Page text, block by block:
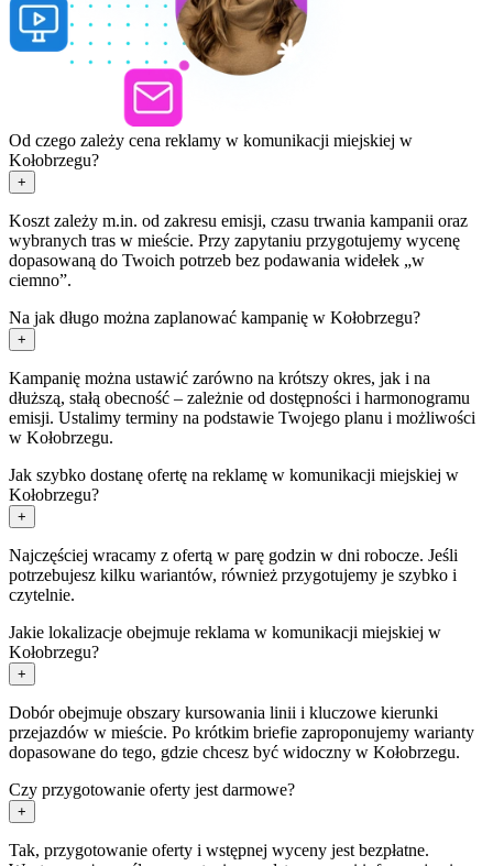
Od czego zależy cena reklamy w komunikacji miejskiej w
Kołobrzegu?
+
Koszt zależy m.in. od zakresu emisji, czasu trwania kampanii oraz
wybranych tras w mieście. Przy zapytaniu przygotujemy wycenę
dopasowaną do Twoich potrzeb bez podawania widełek „w
ciemno”.
Na jak długo można zaplanować kampanię w Kołobrzegu?
+
Kampanię można ustawić zarówno na krótszy okres, jak i na
dłuższą, stałą obecność – zależnie od dostępności i harmonogramu
emisji. Ustalimy terminy na podstawie Twojego planu i możliwości
w Kołobrzegu.
Jak szybko dostanę ofertę na reklamę w komunikacji miejskiej w
Kołobrzegu?
+
Najczęściej wracamy z ofertą w parę godzin w dni robocze. Jeśli
potrzebujesz kilku wariantów, również przygotujemy je szybko i
czytelnie.
Jakie lokalizacje obejmuje reklama w komunikacji miejskiej w
Kołobrzegu?
+
Dobór obejmuje obszary kursowania linii i kluczowe kierunki
przejazdów w mieście. Po krótkim briefie zaproponujemy warianty
dopasowane do tego, gdzie chcesz być widoczny w Kołobrzegu.
Czy przygotowanie oferty jest darmowe?
+
Tak, przygotowanie oferty i wstępnej wyceny jest bezpłatne.